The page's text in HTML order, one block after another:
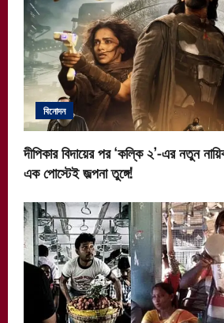
বিনোদন
দীপিকার বিদায়ের পর ‘কল্কি ২’-এর নতুন
এক পোস্টেই জল্পনা তুঙ্গে!